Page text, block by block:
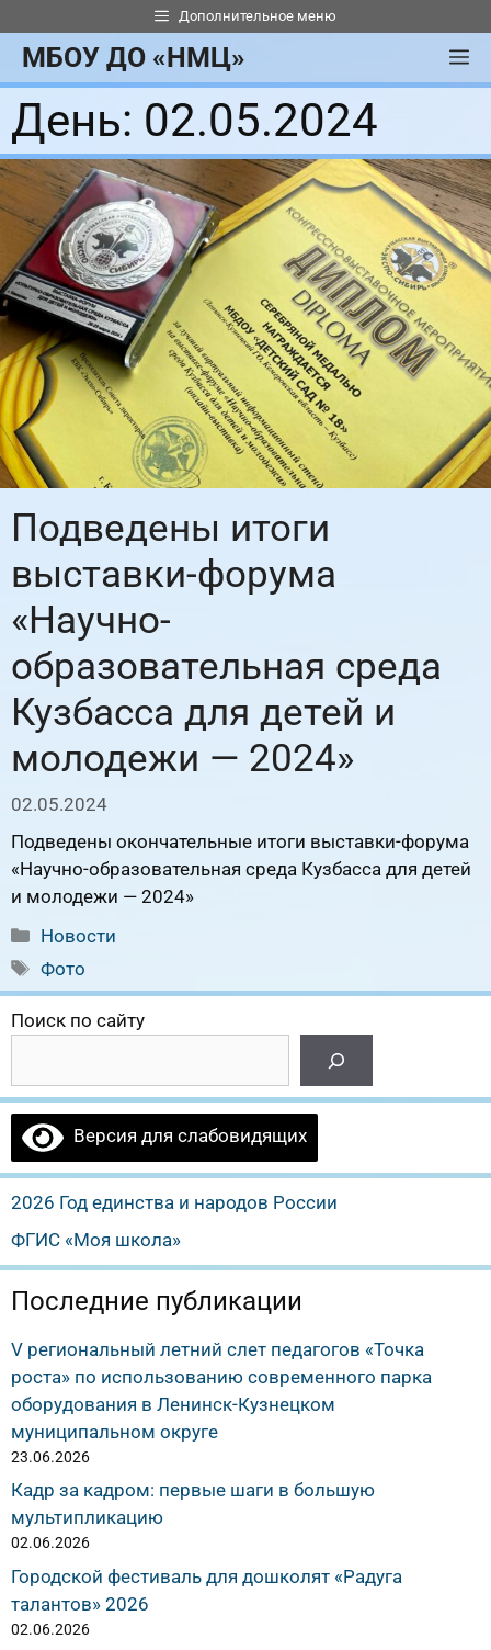
к
содержимому
Дополнительное меню
МБОУ ДО «НМЦ»
День: 02.05.2024
Подведены итоги
выставки-форума
«Научно-
образовательная среда
Кузбасса для детей и
молодежи — 2024»
02.05.2024
Подведены окончательные итоги выставки-форума
«Научно-образовательная среда Кузбасса для детей
и молодежи — 2024»
Рубрики
Новости
Метки
Фото
Поиск по сайту
Версия для слабовидящих
2026 Год единства и народов России
ФГИС «Моя школа»
Последние публикации
V региональный летний слет педагогов «Точка
роста» по использованию современного парка
оборудования в Ленинск-Кузнецком
муниципальном округе
23.06.2026
Кадр за кадром: первые шаги в большую
мультипликацию
02.06.2026
Городской фестиваль для дошколят «Радуга
талантов» 2026
02.06.2026